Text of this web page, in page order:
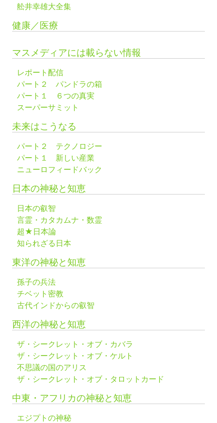
舩井幸雄大全集
健康／医療
マスメディアには載らない情報
レポート配信
パート２ パンドラの箱
パート１ ６つの真実
スーパーサミット
未来はこうなる
パート２ テクノロジー
パート１ 新しい産業
ニューロフィードバック
日本の神秘と知恵
日本の叡智
言霊・カタカムナ・数霊
超★日本論
知られざる日本
東洋の神秘と知恵
孫子の兵法
チベット密教
古代インドからの叡智
西洋の神秘と知恵
ザ・シークレット・オブ・カバラ
ザ・シークレット・オブ・ケルト
不思議の国のアリス
ザ・シークレット・オブ・タロットカード
中東・アフリカの神秘と知恵
エジプトの神秘